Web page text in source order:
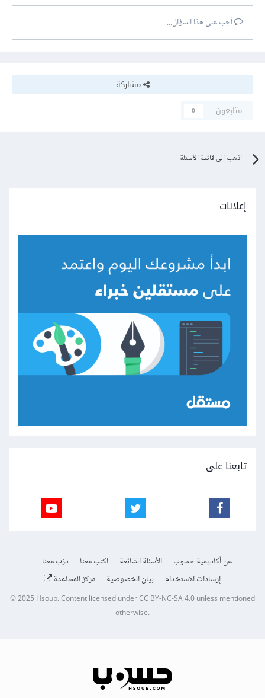
أجب على هذا السؤال...
مشاركة
متابعون
0
اذهب إلى قائمة الأسئلة
إعلانات
تابعنا على
عن أكاديمية حسوب الأسئلة الشائعة اكتب معنا
درّب معنا
إرشادات الاستخدام
بيان الخصوصية مركز المساعدة
© 2025Hsoub.Content licensed underCC BY-NC-SA 4.0unless mentioned
otherwise.